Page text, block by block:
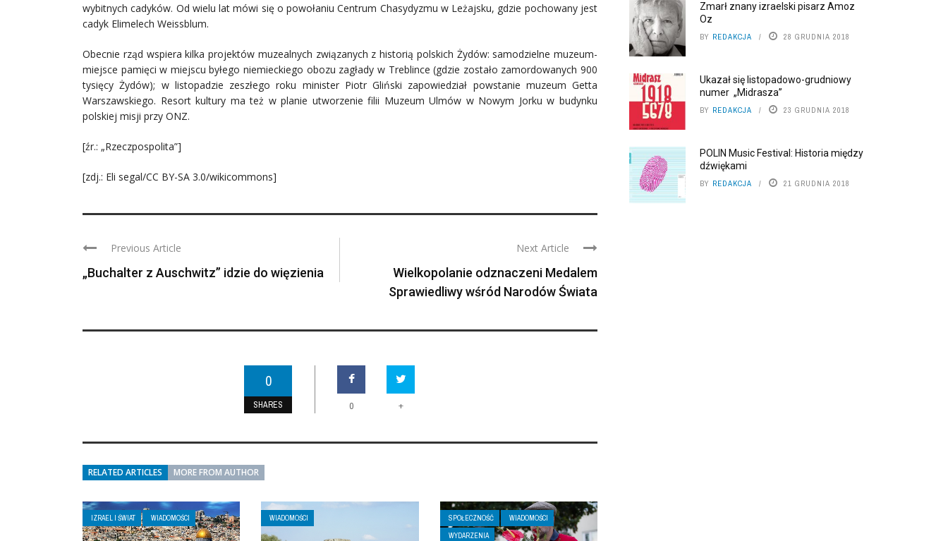
wybitnych cadyków. Od wielu lat mówi się o powołaniu Centrum Chasydyzmu w Leżajsku, gdzie pochowany jest
cadyk Elimelech Weissblum.
Obecnie rząd wspiera kilka projektów muzealnych związanych z historią polskich Żydów: samodzielne muzeum-
miejsce pamięci w miejscu byłego niemieckiego obozu zagłady w Treblince (gdzie zostało zamordowanych 900
tysięcy Żydów); w listopadzie zeszłego roku minister Piotr Gliński zapowiedział powstanie muzeum Getta
Warszawskiego. Resort kultury ma też w planie utworzenie filii Muzeum Ulmów w Nowym Jorku w budynku
polskiej misji przy ONZ.
[źr.: „Rzeczpospolita”]
[zdj.: Eli segal/CC BY-SA 3.0/wikicommons]
Previous Article
„Buchalter z Auschwitz” idzie do więzienia
Next Article
Wielkopolanie odznaczeni Medalem
Sprawiedliwy wśród Narodów Świata
0
SHARES 0 +
RELATED ARTICLES MORE FROM AUTHOR
IZRAEL I ŚWIAT WIADOMOŚCI WIADOMOŚCI SPOŁECZNOŚĆ
WIADOMOŚCI
WYDARZENIA
Zmarł znany izraelski pisarz Amoz
Oz
BY REDAKCJA 28 GRUDNIA 2018
Ukazał się listopadowo-grudniowy
numer „Midrasza”
BY REDAKCJA 23 GRUDNIA 2018
POLIN Music Festival: Historia między
dźwiękami
BY REDAKCJA 21 GRUDNIA 2018